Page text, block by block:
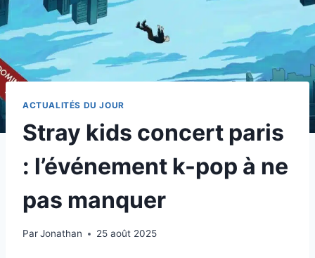
ACTUALITÉS DU JOUR
Stray kids concert paris
: l’événement k-pop à ne
pas manquer
ParJonathan 25 août 2025